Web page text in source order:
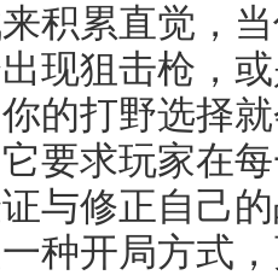
积累直觉，
现狙击枪，
的打野选择
要求玩家在
与修正自己
种开局方式